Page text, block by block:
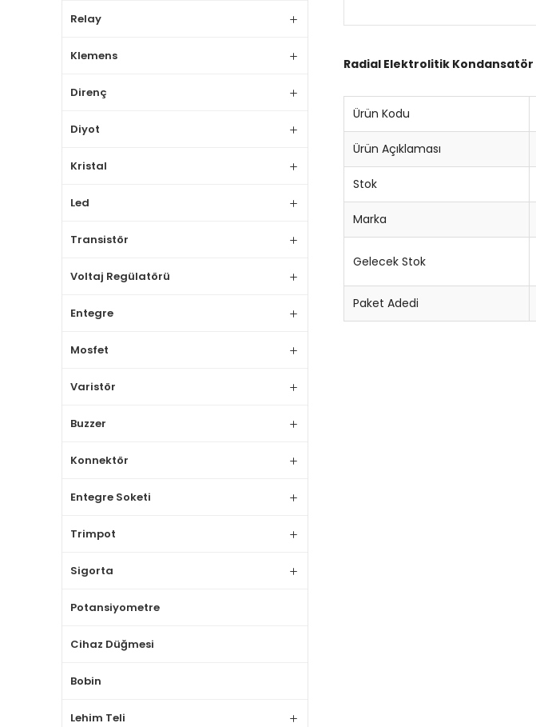
Relay
Klemens
Direnç
Diyot
Kristal
Led
Transistör
Voltaj Regülatörü
Entegre
Mosfet
Varistör
Buzzer
Konnektör
Entegre Soketi
Trimpot
Sigorta
Potansiyometre
Cihaz Düğmesi
Bobin
Lehim Teli
Radial Elektrolitik Kondansatör
Ürün Kodu
Ürün Açıklaması
Stok
Marka
Gelecek Stok
Paket Adedi